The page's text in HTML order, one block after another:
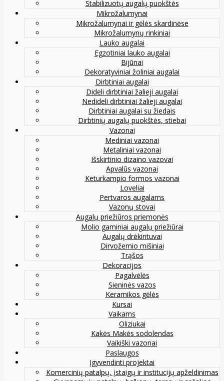
Stabilizuotų augalų puokštės
Mikrožalumynai
Mikrožalumynai ir gėlės skardinėse
Mikrožalumynų rinkiniai
Lauko augalai
Egzotiniai lauko augalai
Bijūnai
Dekoratyviniai žoliniai augalai
Dirbtiniai augalai
Dideli dirbtiniai žalieji augalai
Nedideli dirbtiniai žalieji augalai
Dirbtiniai augalai su žiedais
Dirbtinių augalų puokštės, stiebai
Vazonai
Mediniai vazonai
Metaliniai vazonai
Išskirtinio dizaino vazovai
Apvalūs vazonai
Keturkampio formos vazonai
Loveliai
Pertvaros augalams
Vazonų stovai
Augalų priežiūros priemonės
Molio gaminiai augalų priežiūrai
Augalų drėkintuvai
Dirvožemio mišiniai
Trąšos
Dekoracijos
Pagalvėlės
Sieninės vazos
Keramikos gėlės
Kursai
Vaikams
Oliziukai
Kakės Makės sodolendas
Vaikiški vazonai
Paslaugos
Įgyvendinti projektai
Komercinių patalpų, įstaigų ir institucijų apželdinimas